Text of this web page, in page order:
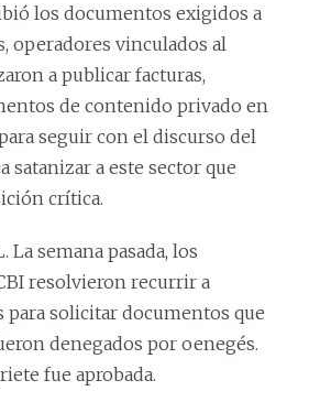
los documentos exigidos a
operadores vinculados al
a publicar facturas,
de contenido privado en
seguir con el discurso del
satanizar a este sector que
crítica.
La semana pasada, los
resolvieron recurrir a
para solicitar documentos que
denegados por oenegés.
fue aprobada.